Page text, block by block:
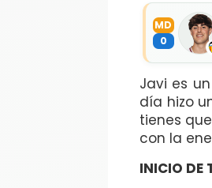
MD
0
Javi es
día hizo
tienes
con la
INICIO DE